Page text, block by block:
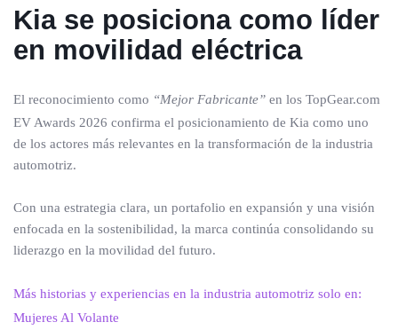
Kia se posiciona como líder
en movilidad eléctrica
El reconocimiento como “Mejor Fabricante” en los TopGear.com
EV Awards 2026 confirma el posicionamiento de Kia como uno
de los actores más relevantes en la transformación de la industria
automotriz.
Con una estrategia clara, un portafolio en expansión y una visión
enfocada en la sostenibilidad, la marca continúa consolidando su
liderazgo en la movilidad del futuro.
Más historias y experiencias en la industria automotriz solo en:
Mujeres Al Volante